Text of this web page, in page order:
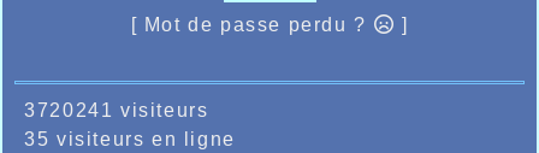
[ Mot de passe perdu ? ]
3720241 visiteurs
35 visiteurs en ligne